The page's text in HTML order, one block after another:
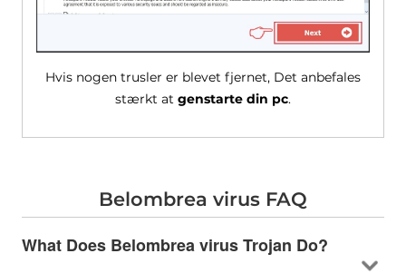
Hvis nogen trusler er blevet fjernet, Det anbefales
stærkt at genstarte din pc.
Belombrea virus FAQ
What Does Belombrea virus Trojan Do?